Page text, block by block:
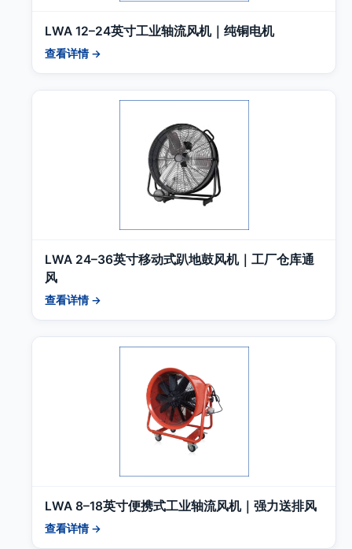
LWA 12–24英寸工业轴流风机｜纯铜电机
查看详情 →
LWA 24–36英寸移动式趴地鼓风机｜工厂仓库通
风
查看详情 →
LWA 8–18英寸便携式工业轴流风机｜强力送排风
查看详情 →